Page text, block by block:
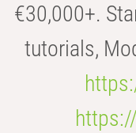
€30,000+.
tutorials,